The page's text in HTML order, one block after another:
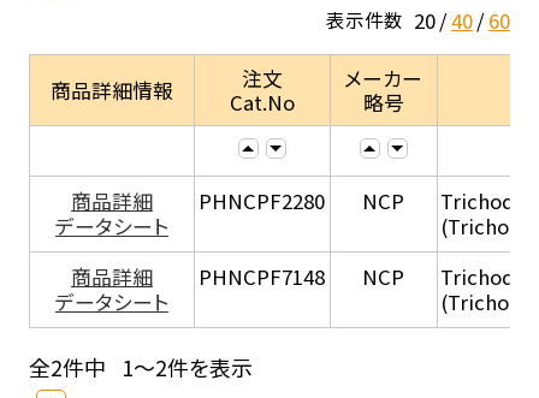
表示件数 20 40 60
商品詳細情報
注文
Cat.No
メーカー
略号
商品詳細
データシート
PHNCPF2280 NCP
商品詳細
データシート
PHNCPF7148 NCP
全2件中 1～2件を表示